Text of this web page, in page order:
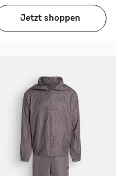
Jetzt shoppen